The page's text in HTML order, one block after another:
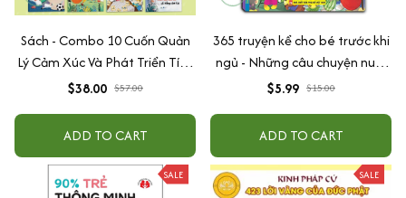
Sách - Combo 10 Cuốn Quản
Lý Cảm Xúc Và Phát Triển Tính
Cách Cho Bé Từ 2 - 6 Tuổi
$38.00 $57.00
ADD TO CART
365 truyện kể cho bé trước khi
ngủ - Những câu chuyện nuôi
dưỡng cảm xúc EQ (2-12 tuổi)
$5.99 $15.00
ADD TO CART
SALE SALE